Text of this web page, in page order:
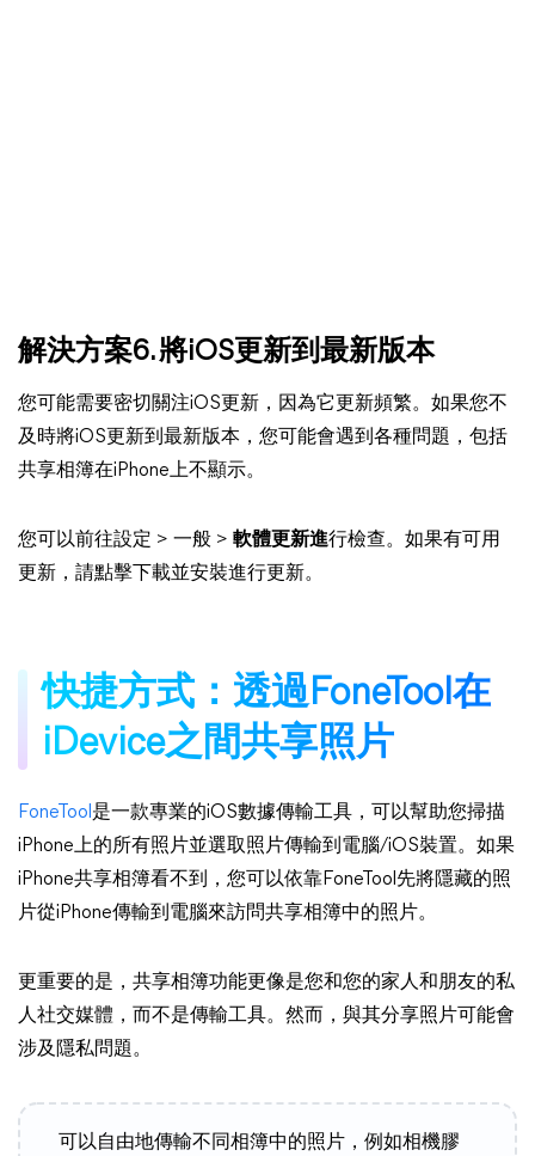
解決方案6. 將iOS更新到最新版本
您可能需要密切關注iOS更新，因為它更新頻繁。如果您不
及時將iOS更新到最新版本，您可能會遇到各種問題，包括
共享相簿在iPhone上不顯示。
您可以前往設定 > 一般 > 軟體更新進行檢查。如果有可用
更新，請點擊下載並安裝進行更新。
快捷方式：透過FoneTool在
iDevice之間共享照片
FoneTool 是一款專業的iOS數據傳輸工具，可以幫助您掃描
iPhone上的所有照片並選取照片傳輸到電腦/iOS裝置。如果
iPhone共享相簿看不到，您可以依靠FoneTool先將隱藏的照
片從iPhone傳輸到電腦來訪問共享相簿中的照片。
更重要的是，共享相簿功能更像是您和您的家人和朋友的私
人社交媒體，而不是傳輸工具。然而，與其分享照片可能會
涉及隱私問題。
可以自由地傳輸不同相簿中的照片，例如相機膠